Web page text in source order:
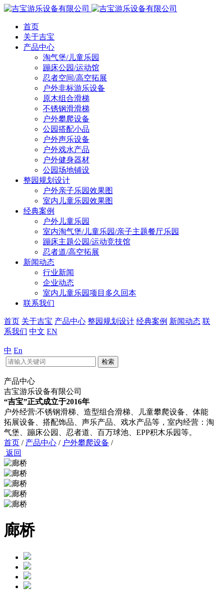
首页
关于吉宝
产品中心
淘气堡/儿童乐园
蹦床公园/运动馆
忍者空间/高空拓展
户外非标游乐设备
原木组合滑梯
不锈钢滑滑梯
户外攀爬设备
公园搭配小品
户外声乐设备
户外戏水产品
户外健身器材
公园场地铺设
整园规划设计
户外亲子乐园效果图
室内儿童乐园效果图
经典案例
户外儿童乐园
室内淘气堡/儿童乐园/亲子主题餐厅乐园
蹦床主题公园/运动竞技馆
忍者道/高空拓展
新闻动态
行业新闻
企业动态
室内儿童乐园项目多久回本
联系我们
首页 关于吉宝 产品中心 整园规划设计 经典案例 新闻动态 联
系我们 中文 EN
中 En
检索
产品中心
吉宝游乐设备有限公司
“吉宝”正式成立于2016年
户外经营:不锈钢滑梯、造型组合滑梯、儿童攀爬设备、体能
拓展设备、搭配饰品、声乐产品、戏水产品等，室内经营：淘
气堡、蹦床公园、忍者道、百万球池、EPP积木乐园等。
首页 / 产品中心 / 户外攀爬设备 /
返回
廊桥